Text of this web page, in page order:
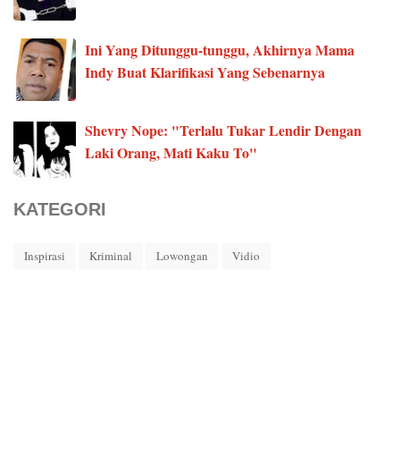
Ini Yang Ditunggu-tunggu, Akhirnya Mama
Indy Buat Klarifikasi Yang Sebenarnya
Shevry Nope: "Terlalu Tukar Lendir Dengan
Laki Orang, Mati Kaku To"
KATEGORI
Inspirasi Kriminal Lowongan Vidio